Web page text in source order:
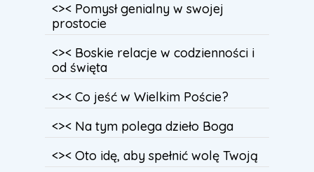
<>< Pomysł genialny w swojej
prostocie
<>< Boskie relacje w codzienności i
od święta
<>< Co jeść w Wielkim Poście?
<>< Na tym polega dzieło Boga
<>< Oto idę, aby spełnić wolę Twoją